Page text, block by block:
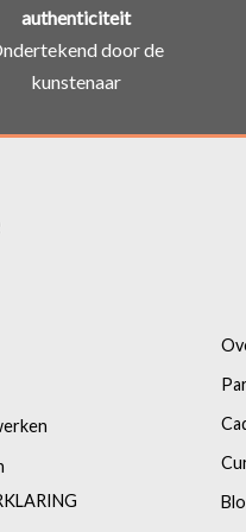
authenticiteit
door de
kunstenaar